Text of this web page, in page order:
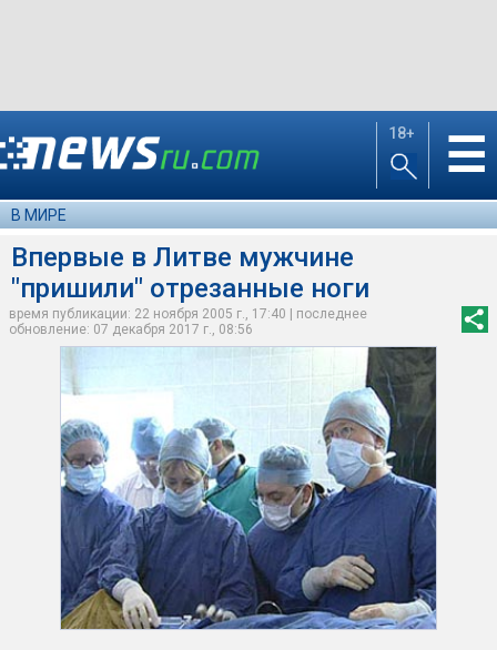
18+ ☰
В МИРЕ
Впервые в Литве мужчине
"пришили" отрезанные ноги
время публикации: 22 ноября 2005 г., 17:40 | последнее
обновление: 07 декабря 2017 г., 08:56